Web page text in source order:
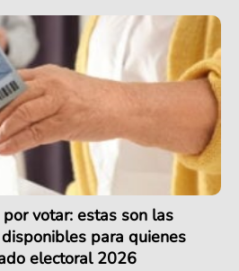
votar: estas son las
para quienes
electoral 2026